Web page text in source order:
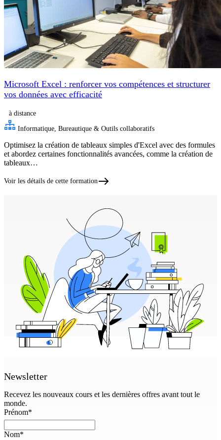
Microsoft Excel : renforcer vos compétences et structurer
vos données avec efficacité
à distance
Informatique, Bureautique & Outils collaboratifs
Optimisez la création de tableaux simples d'Excel avec des formules
et abordez certaines fonctionnalités avancées, comme la création de
tableaux…
Voir les détails de cette formation
Newsletter
Recevez les nouveaux cours et les dernières offres avant tout le
monde.
Prénom*
Nom*